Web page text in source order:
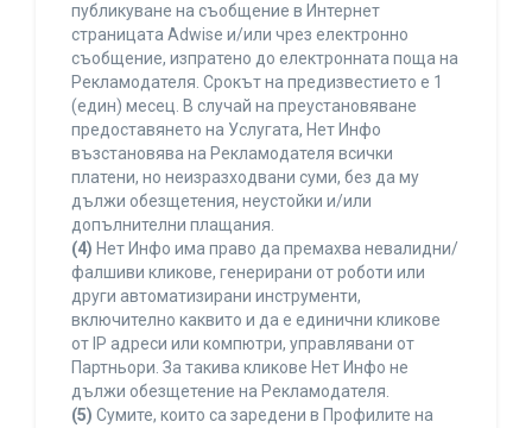
публикуване на съобщение в Интернет
страницата Adwise и/или чрез електронно
съобщение, изпратено до електронната поща на
Рекламодателя. Срокът на предизвестието е 1
(един) месец. В случай на преустановяване
предоставянето на Услугата, Нет Инфо
възстановява на Рекламодателя всички
платени, но неизразходвани суми, без да му
дължи обезщетения, неустойки и/или
допълнителни плащания.
(4) Нет Инфо има право да премахва невалидни/
фалшиви кликове, генерирани от роботи или
други автоматизирани инструменти,
включително каквито и да е единични кликове
от IP адреси или компютри, управлявани от
Партньори. За такива кликове Нет Инфо не
дължи обезщетение на Рекламодателя.
(5) Сумите, които са заредени в Профилите на